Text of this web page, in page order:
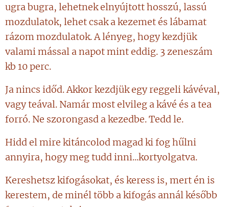
ugra bugra, lehetnek elnyújtott hosszú, lassú
mozdulatok, lehet csak a kezemet és lábamat
rázom mozdulatok. A lényeg, hogy kezdjük
valami mással a napot mint eddig. 3 zeneszám
kb 10 perc.
Ja nincs időd. Akkor kezdjük egy reggeli kávéval,
vagy teával. Namár most elvileg a kávé és a tea
forró. Ne szorongasd a kezedbe. Tedd le.
Hidd el mire kitáncolod magad ki fog hűlni
annyira, hogy meg tudd inni...kortyolgatva.
Kereshetsz kifogásokat, és keress is, mert én is
kerestem, de minél több a kifogás annál később